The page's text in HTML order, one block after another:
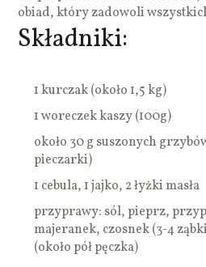
obiad, który zadowoli
Składniki:
1 kurczak (około 1,5 kg)
1 woreczek kaszy (100g)
około 30 g suszonych
pieczarki)
1 cebula, 1 jajko, 2 łyżki masła
przyprawy: sól, pieprz,
majeranek, czosnek (3-4
(około pół pęczka)